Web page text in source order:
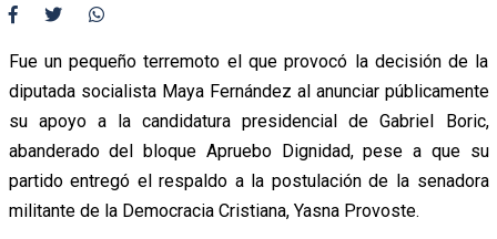
Fue un pequeño terremoto el que provocó la decisión de la
diputada socialista Maya Fernández al anunciar públicamente
su apoyo a la candidatura presidencial de Gabriel Boric,
abanderado del bloque Apruebo Dignidad, pese a que su
partido entregó el respaldo a la postulación de la senadora
militante de la Democracia Cristiana, Yasna Provoste.